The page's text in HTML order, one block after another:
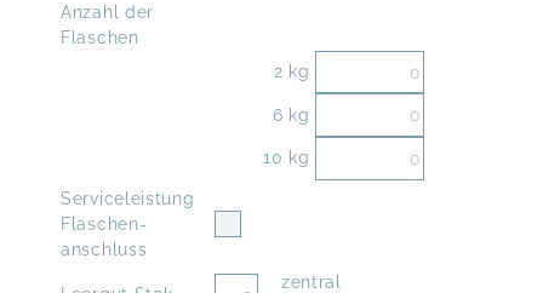
Anzahl der
Flaschen
2 kg
6 kg
10 kg
Service­leistung
Flaschen­
anschluss
zentral